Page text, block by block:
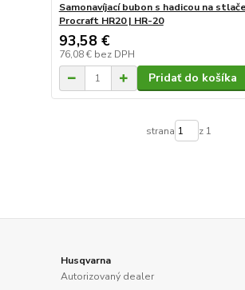
Samonavíjací bubon s hadicou na
Procraft HR20 | HR-20
93,58 €
76,08 € bez DPH
Pridať do košíka
strana z 1
Husqvarna
Autorizovaný dealer